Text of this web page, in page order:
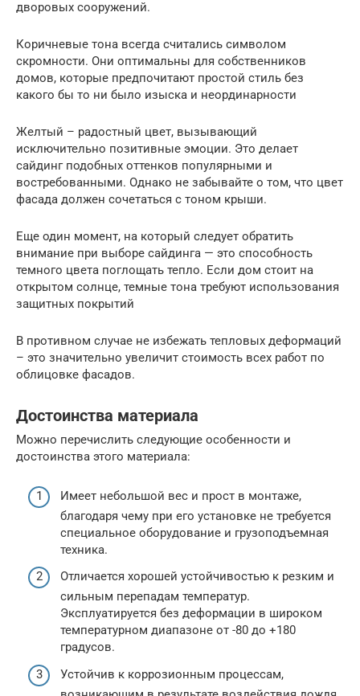
дворовых сооружений.
Коричневые тона всегда считались символом
скромности. Они оптимальны для собственников
домов, которые предпочитают простой стиль без
какого бы то ни было изыска и неординарности
Желтый – радостный цвет, вызывающий
исключительно позитивные эмоции. Это делает
сайдинг подобных оттенков популярными и
востребованными. Однако не забывайте о том, что цвет
фасада должен сочетаться с тоном крыши.
Еще один момент, на который следует обратить
внимание при выборе сайдинга — это способность
темного цвета поглощать тепло. Если дом стоит на
открытом солнце, темные тона требуют использования
защитных покрытий
В противном случае не избежать тепловых деформаций
– это значительно увеличит стоимость всех работ по
облицовке фасадов.
Достоинства материала
Можно перечислить следующие особенности и
достоинства этого материала:
Имеет небольшой вес и прост в монтаже,
благодаря чему при его установке не требуется
специальное оборудование и грузоподъемная
техника.
Отличается хорошей устойчивостью к резким и
сильным перепадам температур.
Эксплуатируется без деформации в широком
температурном диапазоне от -80 до +180
градусов.
Устойчив к коррозионным процессам,